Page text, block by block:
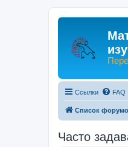
Ссылки FAQ
Список
Часто